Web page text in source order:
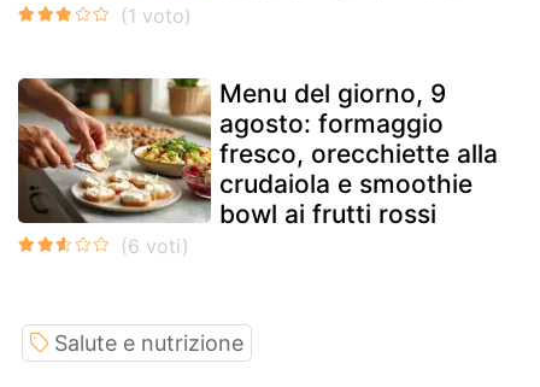
Menu del giorno, 9
agosto: formaggio
fresco, orecchiette alla
crudaiola e smoothie
bowl ai frutti rossi
Salute e nutrizione